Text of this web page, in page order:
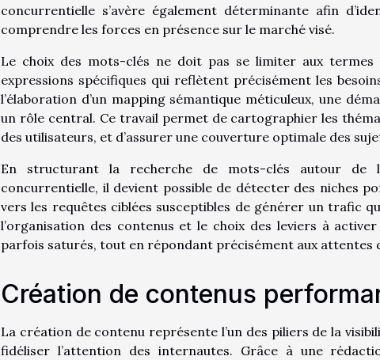
concurrentielle s’avère également déterminante afin
comprendre les forces en présence sur le marché visé.
Le choix des mots-clés ne doit pas se limiter aux termes
expressions spécifiques qui reflètent précisément les
l’élaboration d’un mapping sémantique méticuleux, une
un rôle central. Ce travail permet de cartographier les
des utilisateurs, et d’assurer une couverture optimale des
En structurant la recherche de mots-clés autour de
concurrentielle, il devient possible de détecter des niches
vers les requêtes ciblées susceptibles de générer un trafic
l’organisation des contenus et le choix des leviers à
parfois saturés, tout en répondant précisément aux attentes
Création de contenus
La création de contenu représente l’un des piliers de la
fidéliser l’attention des internautes. Grâce à une